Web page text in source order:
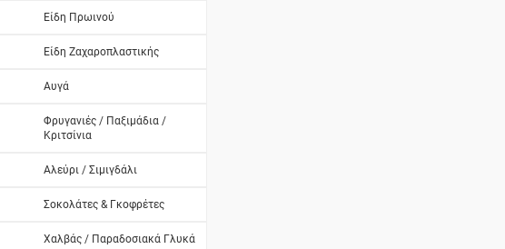
Είδη Πρωινού
Είδη Ζαχαροπλαστικής
Αυγά
Φρυγανιές / Παξιμάδια /
Κριτσίνια
Αλεύρι / Σιμιγδάλι
Σοκολάτες & Γκοφρέτες
Χαλβάς / Παραδοσιακά Γλυκά